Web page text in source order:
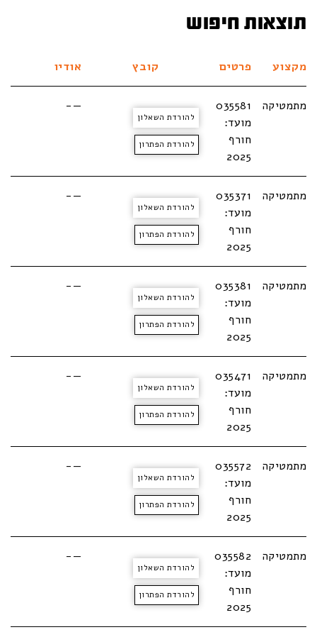
תוצאות חיפוש
מקצוע פרטים קובץ אודיו
מתמטיקה
035581
מועד:
חורף
2025
להורדת השאלון
להורדת הפתרון
—-
מתמטיקה
035371
מועד:
חורף
2025
להורדת השאלון
להורדת הפתרון
—-
מתמטיקה
035381
מועד:
חורף
2025
להורדת השאלון
להורדת הפתרון
—-
מתמטיקה
035471
מועד:
חורף
2025
להורדת השאלון
להורדת הפתרון
—-
מתמטיקה
035572
מועד:
חורף
2025
להורדת השאלון
להורדת הפתרון
—-
מתמטיקה
035582
מועד:
חורף
2025
להורדת השאלון
להורדת הפתרון
—-